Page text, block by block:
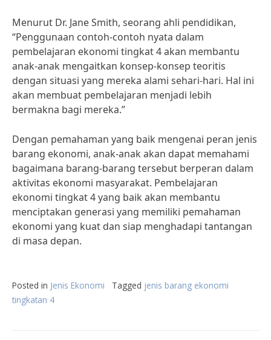
Menurut Dr. Jane Smith, seorang ahli pendidikan,
“Penggunaan contoh-contoh nyata dalam
pembelajaran ekonomi tingkat 4 akan membantu
anak-anak mengaitkan konsep-konsep teoritis
dengan situasi yang mereka alami sehari-hari. Hal ini
akan membuat pembelajaran menjadi lebih
bermakna bagi mereka.”
Dengan pemahaman yang baik mengenai peran jenis
barang ekonomi, anak-anak akan dapat memahami
bagaimana barang-barang tersebut berperan dalam
aktivitas ekonomi masyarakat. Pembelajaran
ekonomi tingkat 4 yang baik akan membantu
menciptakan generasi yang memiliki pemahaman
ekonomi yang kuat dan siap menghadapi tantangan
di masa depan.
Posted in Jenis Ekonomi Tagged jenis barang ekonomi
tingkatan 4